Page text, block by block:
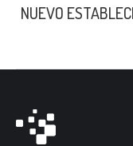
NUEVO